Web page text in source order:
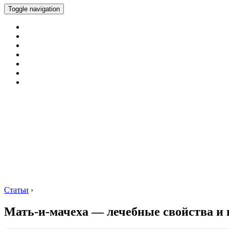
Toggle navigation
Статьи ›
Мать-и-мачеха — лечебные свойства и